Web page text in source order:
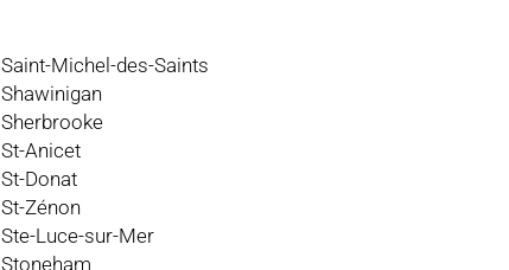
Saint-Michel-des-Saints
Shawinigan
Sherbrooke
St-Anicet
St-Donat
St-Zénon
Ste-Luce-sur-Mer
Stoneham